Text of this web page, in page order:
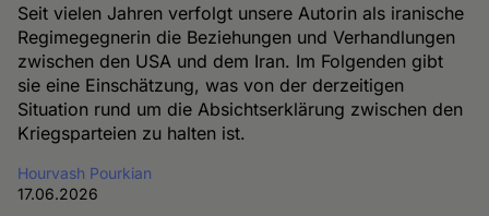
Seit vielen Jahren verfolgt unsere Autorin als iranische
Regimegegnerin die Beziehungen und Verhandlungen
zwischen den USA und dem Iran. Im Folgenden gibt
sie eine Einschätzung, was von der derzeitigen
Situation rund um die Absichtserklärung zwischen den
Kriegsparteien zu halten ist.
Hourvash Pourkian
17.06.2026